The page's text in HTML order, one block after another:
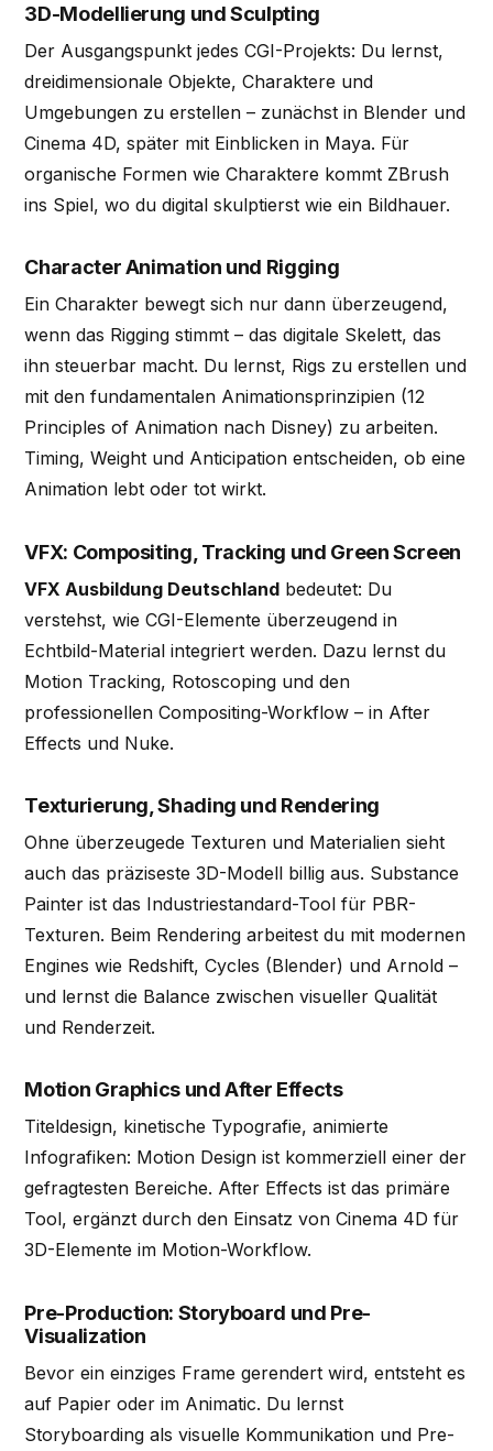
3D-Modellierung und Sculpting
Der Ausgangspunkt jedes CGI-Projekts: Du lernst,
dreidimensionale Objekte, Charaktere und
Umgebungen zu erstellen – zunächst in Blender und
Cinema 4D, später mit Einblicken in Maya. Für
organische Formen wie Charaktere kommt ZBrush
ins Spiel, wo du digital skulptierst wie ein Bildhauer.
Character Animation und Rigging
Ein Charakter bewegt sich nur dann überzeugend,
wenn das Rigging stimmt – das digitale Skelett, das
ihn steuerbar macht. Du lernst, Rigs zu erstellen und
mit den fundamentalen Animationsprinzipien (12
Principles of Animation nach Disney) zu arbeiten.
Timing, Weight und Anticipation entscheiden, ob eine
Animation lebt oder tot wirkt.
VFX: Compositing, Tracking und Green Screen
VFX Ausbildung Deutschland bedeutet: Du
verstehst, wie CGI-Elemente überzeugend in
Echtbild-Material integriert werden. Dazu lernst du
Motion Tracking, Rotoscoping und den
professionellen Compositing-Workflow – in After
Effects und Nuke.
Texturierung, Shading und Rendering
Ohne überzeugede Texturen und Materialien sieht
auch das präziseste 3D-Modell billig aus. Substance
Painter ist das Industriestandard-Tool für PBR-
Texturen. Beim Rendering arbeitest du mit modernen
Engines wie Redshift, Cycles (Blender) und Arnold –
und lernst die Balance zwischen visueller Qualität
und Renderzeit.
Motion Graphics und After Effects
Titeldesign, kinetische Typografie, animierte
Infografiken: Motion Design ist kommerziell einer der
gefragtesten Bereiche. After Effects ist das primäre
Tool, ergänzt durch den Einsatz von Cinema 4D für
3D-Elemente im Motion-Workflow.
Pre-Production: Storyboard und Pre-
Visualization
Bevor ein einziges Frame gerendert wird, entsteht es
auf Papier oder im Animatic. Du lernst
Storyboarding als visuelle Kommunikation und Pre-